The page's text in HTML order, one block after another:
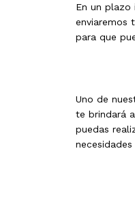
En un plazo
enviaremos
para que
Uno de
te brindará
puedas
necesidades